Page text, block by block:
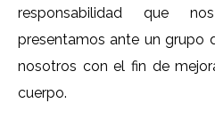
responsabilidad que
presentamos ante un grupo
nosotros con el fin de
cuerpo.